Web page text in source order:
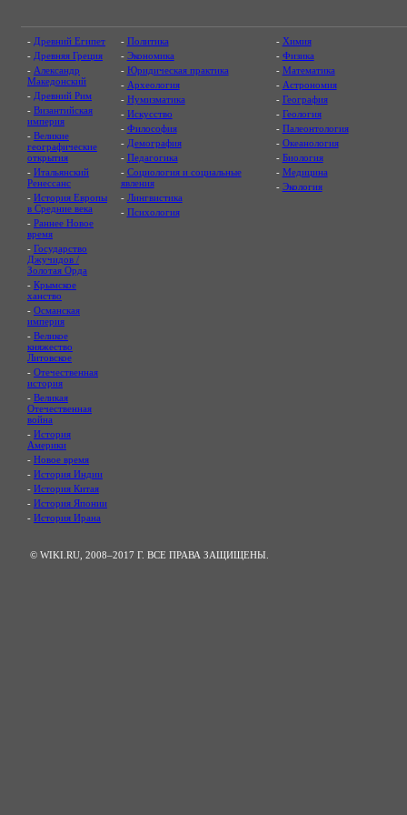
- Древний Египет
- Древняя Греция
- Александр
Македонский
- Древний Рим
- Византийская
империя
- Великие
географические
открытия
- Итальянский
Ренессанс
- История Европы
в Средние века
- Раннее Новое
время
- Государство
Джучидов /
Золотая Орда
- Крымское
ханство
- Османская
империя
- Великое
княжество
Литовское
- Отечественная
история
- Великая
Отечественная
война
- История
Америки
- Новое время
- История Индии
- История Китая
- История Японии
- История Ирана
- Политика
- Экономика
- Юридическая практика
- Археология
- Нумизматика
- Искусство
- Философия
- Демография
- Педагогика
- Социология и социальные
явления
- Лингвистика
- Психология
- Химия
- Физика
- Математика
- Астрономия
- География
- Геология
- Палеонтология
- Океанология
- Биология
- Медицина
- Экология
© WIKI.RU, 2008–2017 Г. ВСЕ ПРАВА ЗАЩИЩЕНЫ.